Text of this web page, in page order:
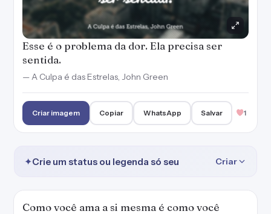
Esse é o problema da dor. Ela precisa ser
sentida.
— A Culpa é das Estrelas, John Green
Criar imagem Copiar WhatsApp Salvar 1
✦Crie um status ou legenda só seu Criar
Como você ama a si mesma é como você